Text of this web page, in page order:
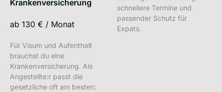
Krankenversicherung
ab 130 € / Monat
Für Visum und Aufenthalt
brauchst du eine
Krankenversicherung. Als
Angestellte:r passt die
gesetzliche oft am besten:
schnellere Termine und
passender Schutz für
Expats.